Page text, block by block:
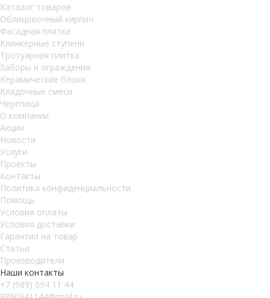
Каталог товаров
Облицовочный кирпич
Фасадная плитка
Клинкерные ступени
Тротуарная плитка
Заборы и ограждения
Керамические блоки
Кладочные смеси
Черепица
О компании
Акции
Новости
Услуги
Проекты
Контакты
Политика конфиденциальности
Помощь
Условия оплаты
Условия доставки
Гарантия на товар
Статьи
Производители
Наши контакты
+7 (989) 094 11 44